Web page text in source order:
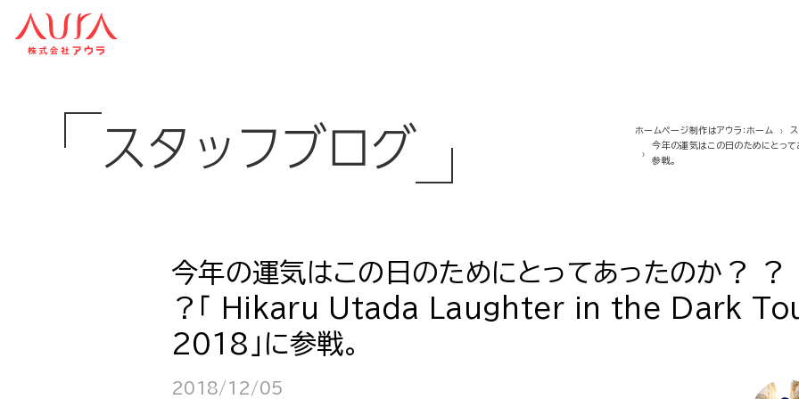
スタッフブログ ホームページ制作はアウラ：ホーム
今年の運気はこの日のためにと
参戦。
今年の運気はこの日のためにとってあったのか？ ？
？「 Hikaru Utada Laughter in the Dark
2018」に参戦。
2018/12/05